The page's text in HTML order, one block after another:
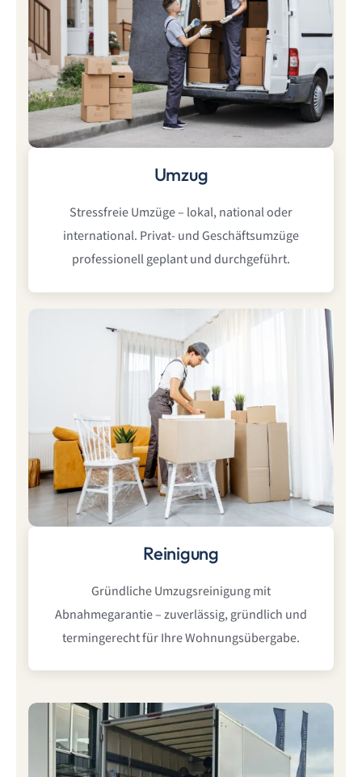
Umzug
international. Privat- und Geschäftsumzüge
professionell geplant und durchgeführt.
Reinigung
Abnahmegarantie – zuverlässig, gründlich und
termingerecht für Ihre Wohnungsübergabe.